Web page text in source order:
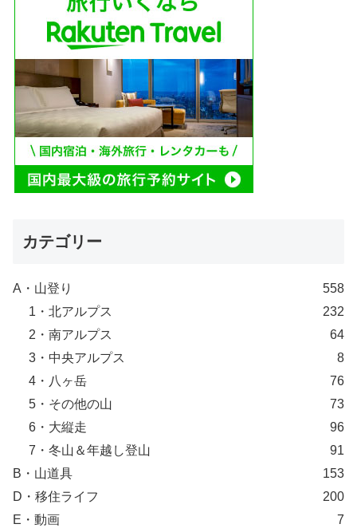
カテゴリー
A・山登り
558
1・北アルプス
232
2・南アルプス
64
3・中央アルプス
8
4・八ヶ岳
76
5・その他の山
73
6・大縦走
96
7・冬山＆年越し登山
91
B・山道具
153
D・移住ライフ
200
E・動画
7